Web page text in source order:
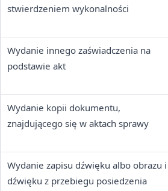
stwierdzeniem wykonalności
Wydanie innego zaświadczenia na
podstawie akt
Wydanie kopii dokumentu,
znajdującego się w aktach sprawy
Wydanie zapisu dźwięku albo obrazu i
dźwięku z przebiegu posiedzenia